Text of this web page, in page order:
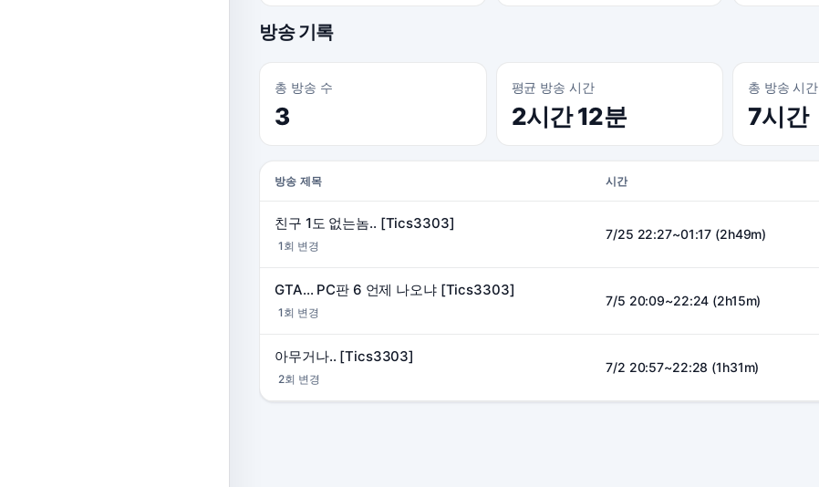
방송 기록
총 방송 수
3
평균 방송 시간
2시간 12분
총 방송 시간
7시간
방송 제목 시간
친구 1도 없는놈.. [Tics3303]
1회 변경
7/25 22:27~01:17 (2h49m)
GTA... PC판 6 언제 나오냐 [Tics3303]
1회 변경
7/5 20:09~22:24 (2h15m)
아무거나.. [Tics3303]
2회 변경
7/2 20:57~22:28 (1h31m)